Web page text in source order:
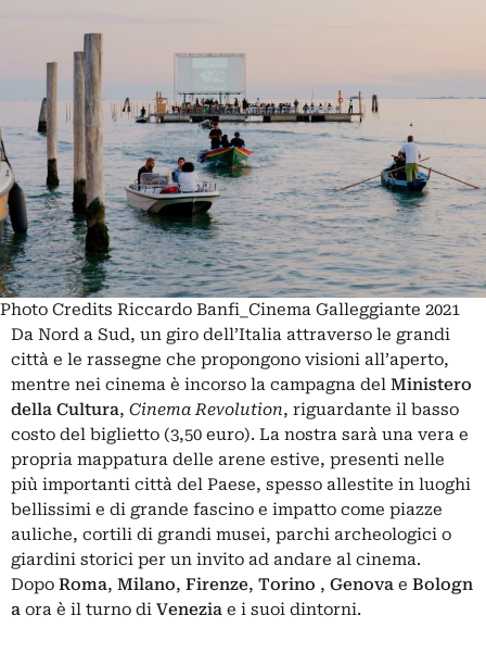
Photo Credits Riccardo Banfi_Cinema Galleggiante 2021
Da Nord a Sud, un giro dell’Italia attraverso le grandi
città e le rassegne che propongono visioni all’aperto,
mentre nei cinema è incorso la campagna del Ministero
della Cultura, Cinema Revolution, riguardante il basso
costo del biglietto (3,50 euro). La nostra sarà una vera e
propria mappatura delle arene estive, presenti nelle
più importanti città del Paese, spesso allestite in luoghi
bellissimi e di grande fascino e impatto come piazze
auliche, cortili di grandi musei, parchi archeologici o
giardini storici per un invito ad andare al cinema.
Dopo Roma, Milano, Firenze, Torino , Genova e Bologn
a ora è il turno di Venezia e i suoi dintorni.